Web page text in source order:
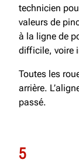
technicien
valeurs de
à la ligne de
difficile, voire
Toutes les
arrière.
passé.
5